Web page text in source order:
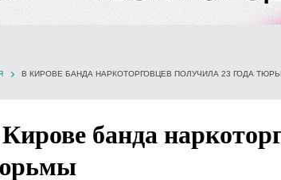
В КИРОВЕ БАНДА НАРКОТОРГОВЦЕВ ПОЛУЧИЛА 23 ГОДА
банда